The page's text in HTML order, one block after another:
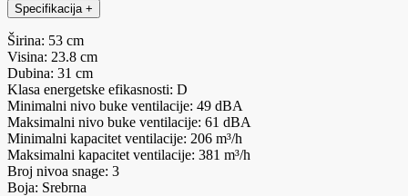
Specifikacija +
Širina: 53 cm
Visina: 23.8 cm
Dubina: 31 cm
Klasa energetske efikasnosti: D
Minimalni nivo buke ventilacije: 49 dBA
Maksimalni nivo buke ventilacije: 61 dBA
Minimalni kapacitet ventilacije: 206 m³/h
Maksimalni kapacitet ventilacije: 381 m³/h
Broj nivoa snage: 3
Boja: Srebrna